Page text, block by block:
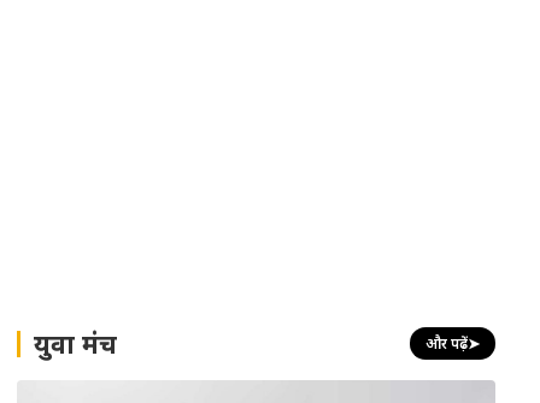
युवा मंच और पढ़ें➤